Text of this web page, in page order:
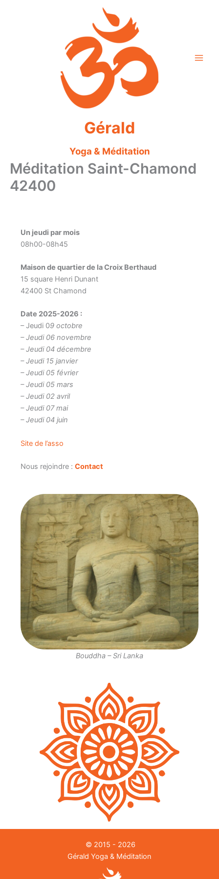
Gérald
Yoga & Méditation
Méditation Saint-Chamond
42400
Un jeudi par mois
08h00-08h45
Maison de quartier de la Croix Berthaud
15 square Henri Dunant
42400 St Chamond
Date 2025-2026 :
– Jeudi 09 octobre
– Jeudi 06 novembre
– Jeudi 04 décembre
– Jeudi 15 janvier
– Jeudi 05 février
– Jeudi 05 mars
– Jeudi 02 avril
– Jeudi 07 mai
– Jeudi 04 juin
Site de l’asso
Nous rejoindre : Contact
Bouddha – Sri Lanka
© 2015 - 2026
Gérald Yoga & Méditation